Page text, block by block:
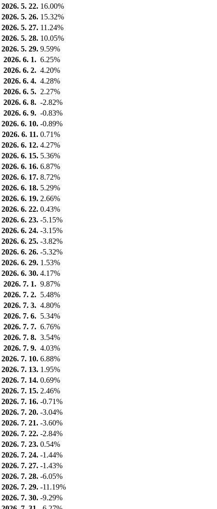
2026. 5. 22. 16.00%
2026. 5. 26. 15.32%
2026. 5. 27. 11.24%
2026. 5. 28. 10.05%
2026. 5. 29. 9.59%
2026. 6. 1. 6.25%
2026. 6. 2. 4.20%
2026. 6. 4. 4.28%
2026. 6. 5. 2.27%
2026. 6. 8. -2.82%
2026. 6. 9. -0.83%
2026. 6. 10. -0.89%
2026. 6. 11. 0.71%
2026. 6. 12. 4.27%
2026. 6. 15. 5.36%
2026. 6. 16. 6.87%
2026. 6. 17. 8.72%
2026. 6. 18. 5.29%
2026. 6. 19. 2.66%
2026. 6. 22. 0.43%
2026. 6. 23. -5.15%
2026. 6. 24. -3.15%
2026. 6. 25. -3.82%
2026. 6. 26. -5.32%
2026. 6. 29. 1.53%
2026. 6. 30. 4.17%
2026. 7. 1. 9.87%
2026. 7. 2. 5.48%
2026. 7. 3. 4.80%
2026. 7. 6. 5.34%
2026. 7. 7. 6.76%
2026. 7. 8. 3.54%
2026. 7. 9. 4.03%
2026. 7. 10. 6.88%
2026. 7. 13. 1.95%
2026. 7. 14. 0.69%
2026. 7. 15. 2.46%
2026. 7. 16. -0.71%
2026. 7. 20. -3.04%
2026. 7. 21. -3.60%
2026. 7. 22. -2.84%
2026. 7. 23. 0.54%
2026. 7. 24. -1.44%
2026. 7. 27. -1.43%
2026. 7. 28. -6.05%
2026. 7. 29. -11.19%
2026. 7. 30. -9.29%